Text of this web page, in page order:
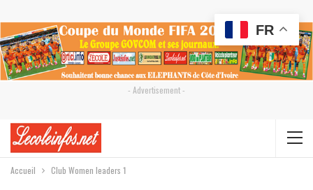
- Advertisement -
Accueil Club Women leaders 1
FR